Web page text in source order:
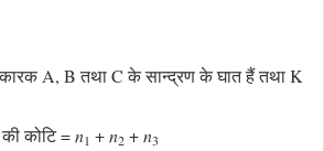
A, B तथा C के सान्द्रण के घात हैं तथा K
=n1 +n2 +n3